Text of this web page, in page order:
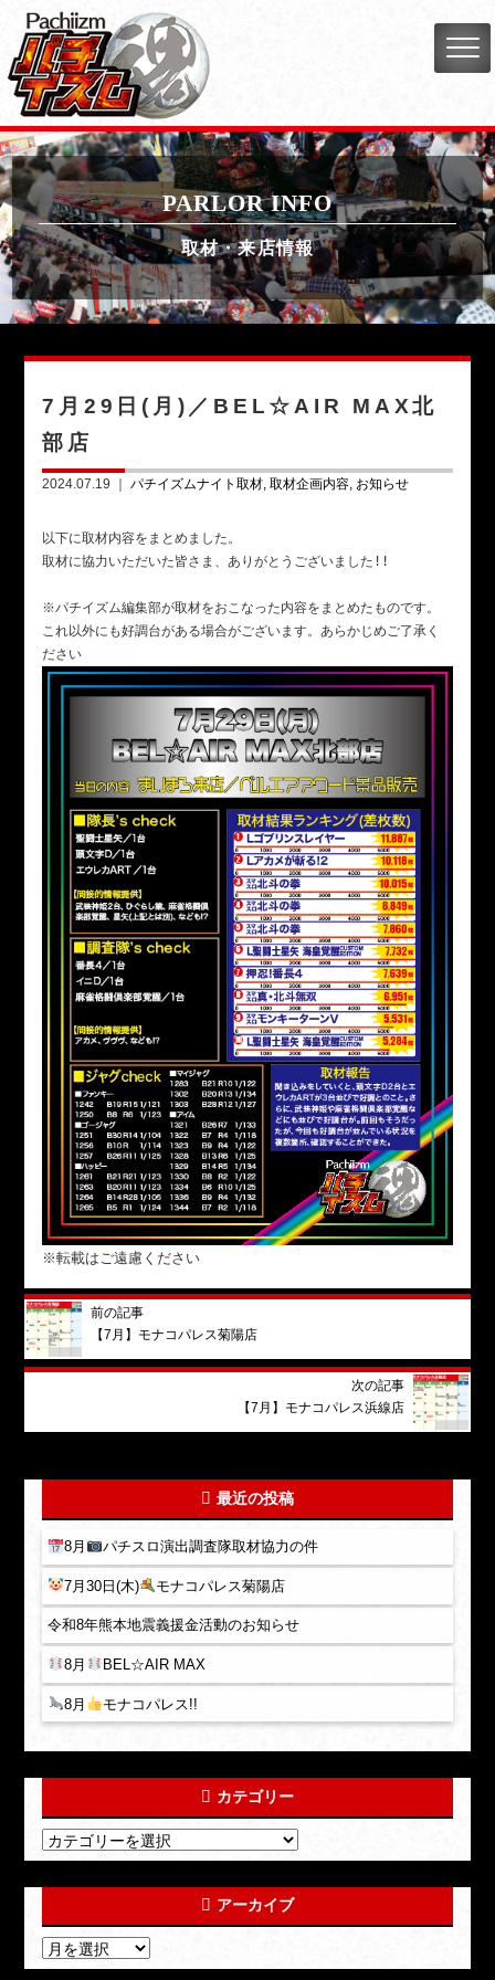
PARLOR INFO
取材・来店情報
7月29日(月)／BEL☆AIR MAX北
部店
2024.07.19 ｜パチイズムナイト取材 取材企画内容 お知らせ
以下に取材内容をまとめました。
取材に協力いただいた皆さま、ありがとうございました!!
※パチイズム編集部が取材をおこなった内容をまとめたものです。
これ以外にも好調台がある場合がございます。あらかじめご了承く
※転載はご遠慮ください
前の記事
【7月】モナコパレス菊陽店
次の記事
【7月】モナコパレス浜線店
最近の投稿
8月 パチスロ演出調査隊取材協力の件
7月30日(木) モナコパレス菊陽店
令和8年熊本地震義援金活動のお知らせ
8月 BEL☆AIR MAX
8月 モナコパレス!!
カテゴリー
アーカイブ